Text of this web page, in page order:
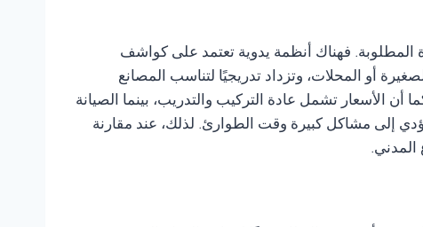
المطلوبة. فهناك أنظمة يدوية تعتمد على كواشف
أو المحلات، وتزداد تدريجيًا لتناسب المصانع
الأسعار تشمل عادة التركيب والتدريب، بينما الصيانة
إلى مشاكل كبيرة وقت الطوارئ. لذلك، عند مقارنة
المدني.